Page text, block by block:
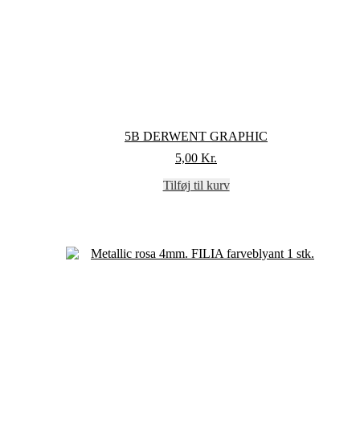
5B DERWENT GRAPHIC
5,00 Kr.
Tilføj til kurv